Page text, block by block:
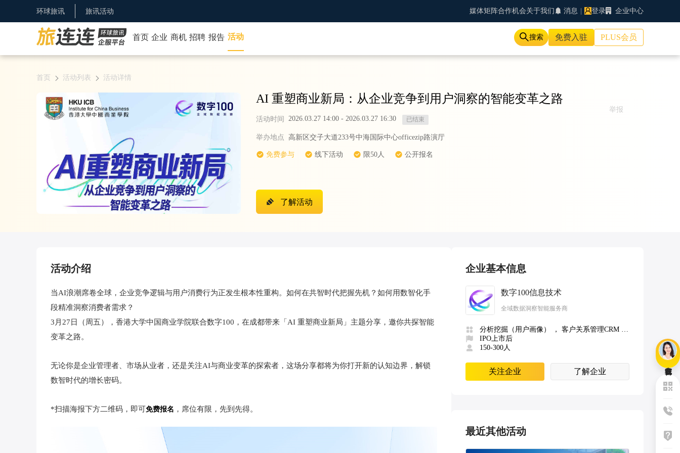
环球旅讯 旅讯活动 媒体矩阵合作机会关于我们 消息 登录 企业中心
首页 企业 商机 招聘 报告 活动 搜索 免费入驻 PLUS会员
首页 活动列表 活动详情
AI 重塑商业新局：从企业竞争到用户洞察的智能变革之路
活动时间 2026.03.27 14:00- 2026.03.27 16:30 已结束
举办地点 高新区交子大道233号中海国际中心officezip路演厅
免费参与 线下活动 限50人 公开报名
了解活动
举报
活动介绍
当AI浪潮席卷全球，企业竞争逻辑与用户消费行为正发生根本性重构。如何在共智时代把握先机？如何用数智化手
段精准洞察消费者需求？
3月27日（周五），香港大学中国商业学院联合数字100，在成都带来「AI 重塑商业新局」主题分享，邀你共探智能
变革之路。
无论你是企业管理者、市场从业者，还是关注AI与商业变革的探索者，这场分享都将为你打开新的认知边界，解锁
数智时代的增长密码。
*扫描海报下方二维码，即可免费报名 ，席位有限，先到先得。
企业基本信息
数字100信息技术
全域数据洞察智能服务商
IPO上市后
150-300人
关注企业 了解企业
最近其他活动